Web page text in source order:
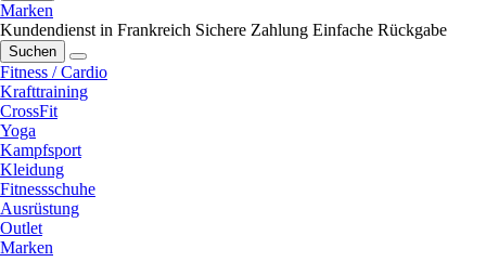
Marken
Kundendienst in Frankreich Sichere Zahlung Einfache Rückgabe
Suchen
Fitness / Cardio
Krafttraining
CrossFit
Yoga
Kampfsport
Kleidung
Fitnessschuhe
Ausrüstung
Outlet
Marken